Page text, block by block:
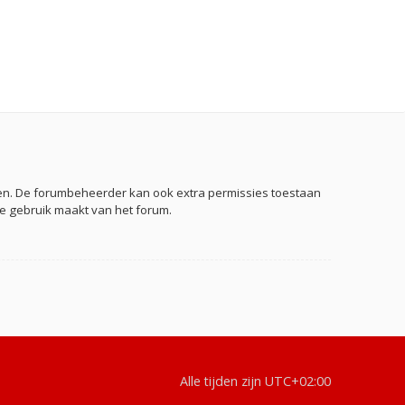
De forumbeheerder kan ook extra permissies toestaan
gebruik maakt van het forum.
Alle tijden zijn UTC+02:00